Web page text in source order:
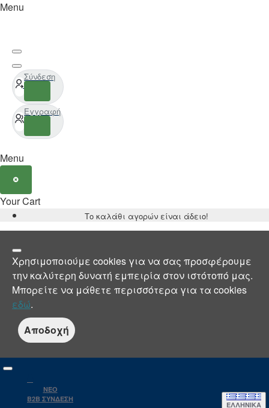
Menu
Σύνδεση
Εγγραφή
Menu
Your Cart
Το καλάθι αγορών είναι άδειο!
Χρησιμοποιούμε cookies για να σας προσφέρουμε
την καλύτερη δυνατή εμπειρία στον ιστότοπό μας.
Μπορείτε να μάθετε περισσότερα για τα cookies
εδώ.
Αποδοχή
NEO
B2B ΣΥΝΔΕΣΗ
ΕΛΛΗΝΙΚΆ